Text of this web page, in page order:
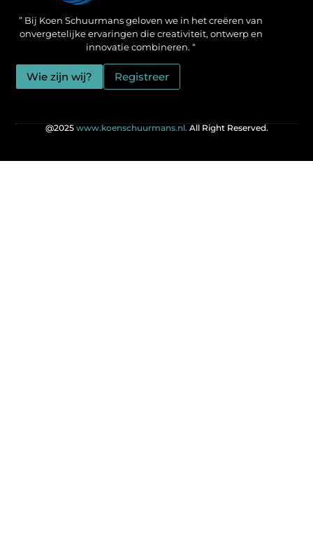
” Bij Koen Schuurmans geloven we in het creëren van
onvergetelijke ervaringen die creativiteit, ontwerp en
innovatie combineren. “
Wie zijn wij? Registreer
@2025 www.koenschuurmans.nl. All Right Reserved.